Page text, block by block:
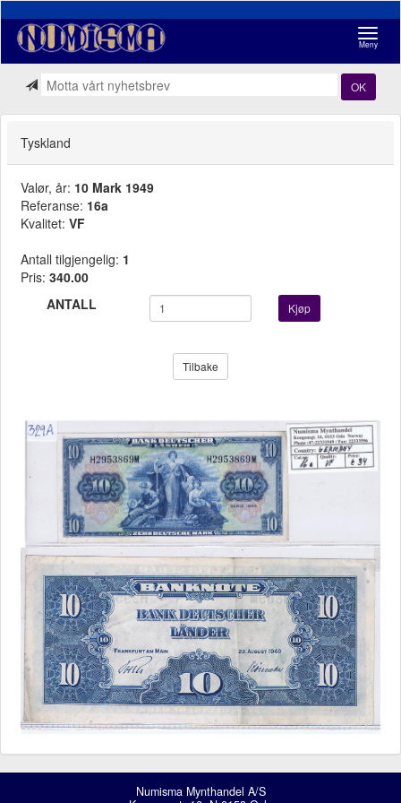
Meny
OK
Tyskland
Valør, år: 10 Mark 1949
Referanse: 16a
Kvalitet: VF
Antall tilgjengelig: 1
Pris: 340.00
ANTALL
Kjøp
Tilbake
Numisma Mynthandel A/S